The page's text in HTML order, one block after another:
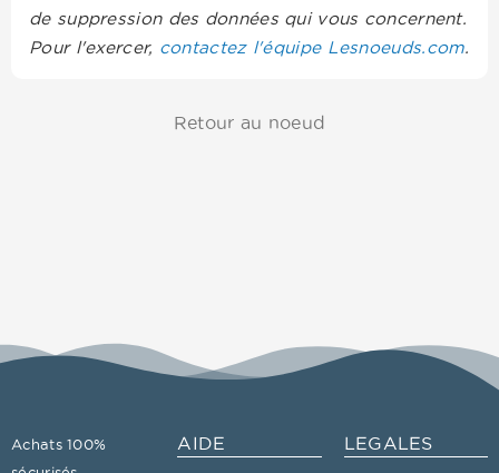
de suppression des données qui vous concernent.
Pour l'exercer, contactez l'équipe Lesnoeuds.com.
Retour au noeud
Achats 100%
AIDE LEGALES